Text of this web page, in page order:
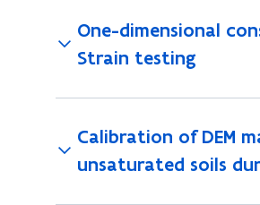
One-dimensional
Strain testing
Calibration of DEM
unsaturated soils